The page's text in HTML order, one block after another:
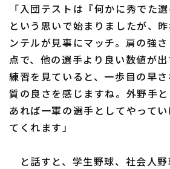
利用規約
運営会社（別ウィンドウで開く） よくあ
「入団テストは『何かに秀でた
という思いで始まりましたが、
ンテルが見事にマッチ。肩の強
点で、他の選手より良い数値が
練習を見ていると、一歩目の早
質の良さを感じますね。外野手
あれば一軍の選手としてやって
てくれます」
と話すと、学生野球、社会人